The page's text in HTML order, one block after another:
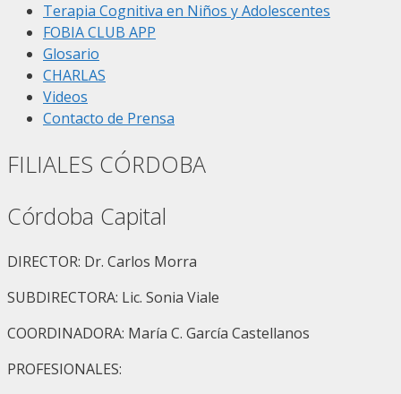
Terapia Cognitiva en Niños y Adolescentes
FOBIA CLUB APP
Glosario
CHARLAS
Videos
Contacto de Prensa
FILIALES CÓRDOBA
Córdoba Capital
DIRECTOR: Dr. Carlos Morra
SUBDIRECTORA: Lic. Sonia Viale
COORDINADORA: María C. García Castellanos
PROFESIONALES: